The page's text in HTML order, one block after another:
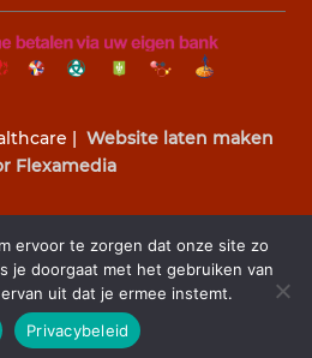
| Website laten maken
Flexamedia
Z
reserveren
ervoor te zorgen dat onze site zo
je doorgaat met het gebruiken van
uit dat je ermee instemt.
Privacybeleid